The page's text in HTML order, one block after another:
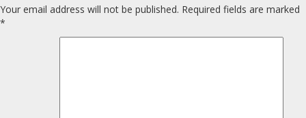
Your email address will not be published. Required fields are marked
*